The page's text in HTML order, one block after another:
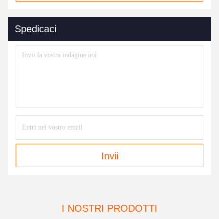
Spedicaci
Invii
I NOSTRI PRODOTTI